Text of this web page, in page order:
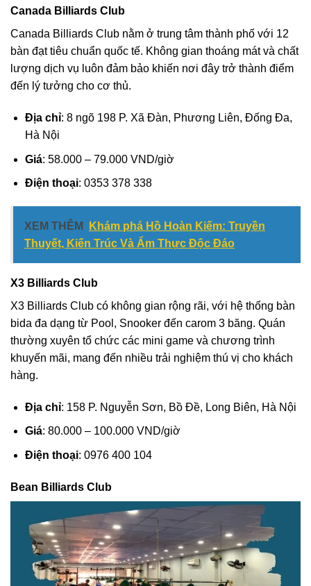
Canada Billiards Club
Canada Billiards Club nằm ở trung tâm thành phố với 12
bàn đạt tiêu chuẩn quốc tế. Không gian thoáng mát và chất
lượng dịch vụ luôn đảm bảo khiến nơi đây trở thành điểm
đến lý tưởng cho cơ thủ.
Địa chỉ: 8 ngõ 198 P. Xã Đàn, Phương Liên, Đống Đa,
Hà Nội
Giá: 58.000 – 79.000 VND/giờ
Điện thoại: 0353 378 338
XEM THÊM
Khám phá Hồ Hoàn Kiếm: Truyền
Thuyết, Kiến Trúc Và Ẩm Thực Độc Đáo
X3 Billiards Club
X3 Billiards Club có không gian rộng rãi, với hệ thống bàn
bida đa dạng từ Pool, Snooker đến carom 3 băng. Quán
thường xuyên tổ chức các mini game và chương trình
khuyến mãi, mang đến nhiều trải nghiệm thú vị cho khách
hàng.
Địa chỉ: 158 P. Nguyễn Sơn, Bồ Đề, Long Biên, Hà Nội
Giá: 80.000 – 100.000 VND/giờ
Điện thoại: 0976 400 104
Bean Billiards Club